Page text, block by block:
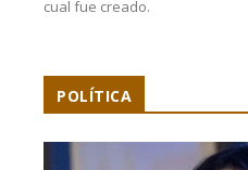
cual fue creado.
POLÍTICA